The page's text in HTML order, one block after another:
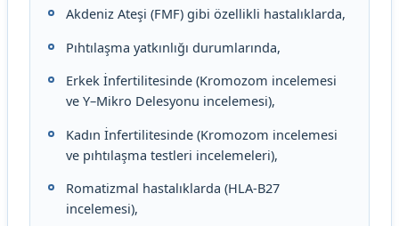
Akdeniz Ateşi (FMF) gibi özellikli hastalıklarda,
Pıhtılaşma yatkınlığı durumlarında,
Erkek İnfertilitesinde (Kromozom incelemesi
ve Y–Mikro Delesyonu incelemesi),
Kadın İnfertilitesinde (Kromozom incelemesi
ve pıhtılaşma testleri incelemeleri),
Romatizmal hastalıklarda (HLA-B27
incelemesi),